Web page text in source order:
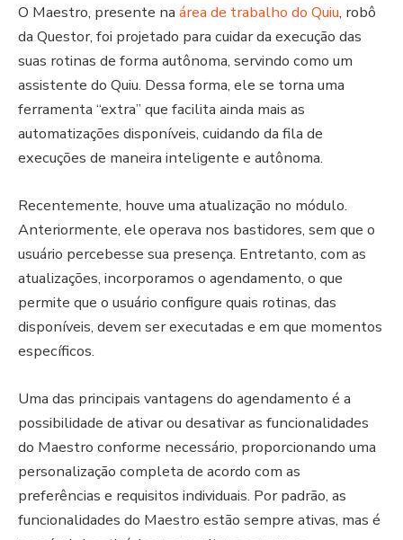
O Maestro, presente na área de trabalho do Quiu, robô
da Questor, foi projetado para cuidar da execução das
suas rotinas de forma autônoma, servindo como um
assistente do Quiu. Dessa forma, ele se torna uma
ferramenta “extra” que facilita ainda mais as
automatizações disponíveis, cuidando da fila de
execuções de maneira inteligente e autônoma.
Recentemente, houve uma atualização no módulo.
Anteriormente, ele operava nos bastidores, sem que o
usuário percebesse sua presença. Entretanto, com as
atualizações, incorporamos o agendamento, o que
permite que o usuário configure quais rotinas, das
disponíveis, devem ser executadas e em que momentos
específicos.
Uma das principais vantagens do agendamento é a
possibilidade de ativar ou desativar as funcionalidades
do Maestro conforme necessário, proporcionando uma
personalização completa de acordo com as
preferências e requisitos individuais. Por padrão, as
funcionalidades do Maestro estão sempre ativas, mas é